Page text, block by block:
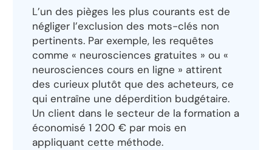
L’un des pièges les plus courants est de
négliger l’exclusion des mots-clés non
pertinents. Par exemple, les requêtes
comme « neurosciences gratuites » ou «
neurosciences cours en ligne » attirent
des curieux plutôt que des acheteurs, ce
qui entraîne une déperdition budgétaire.
Un client dans le secteur de la formation a
économisé 1 200 € par mois en
appliquant cette méthode.